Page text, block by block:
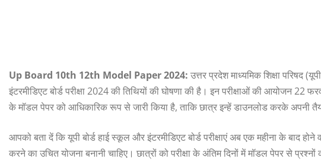
Up Board 10th 12th Model Paper 2024: उत्तर प्रदेश माध्यमिक शिक्षा परिषद
इंटरमीडिएट बोर्ड परीक्षा 2024 की तिथियों की घोषणा की है। इन परीक्षाओं की आयोजन 22
के मॉडल पेपर को आधिकारिक रूप से जारी किया है, ताकि छात्र इन्हें डाउनलोड करके अपनी
आपको बता दें कि यूपी बोर्ड हाई स्कूल और इंटरमीडिएट बोर्ड परीक्षाएं अब एक महीना के बाद
करने का उचित योजना बनानी चाहिए। छात्रों को परीक्षा के अंतिम दिनों में मॉडल पेपर से